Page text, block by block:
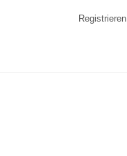
Registrieren